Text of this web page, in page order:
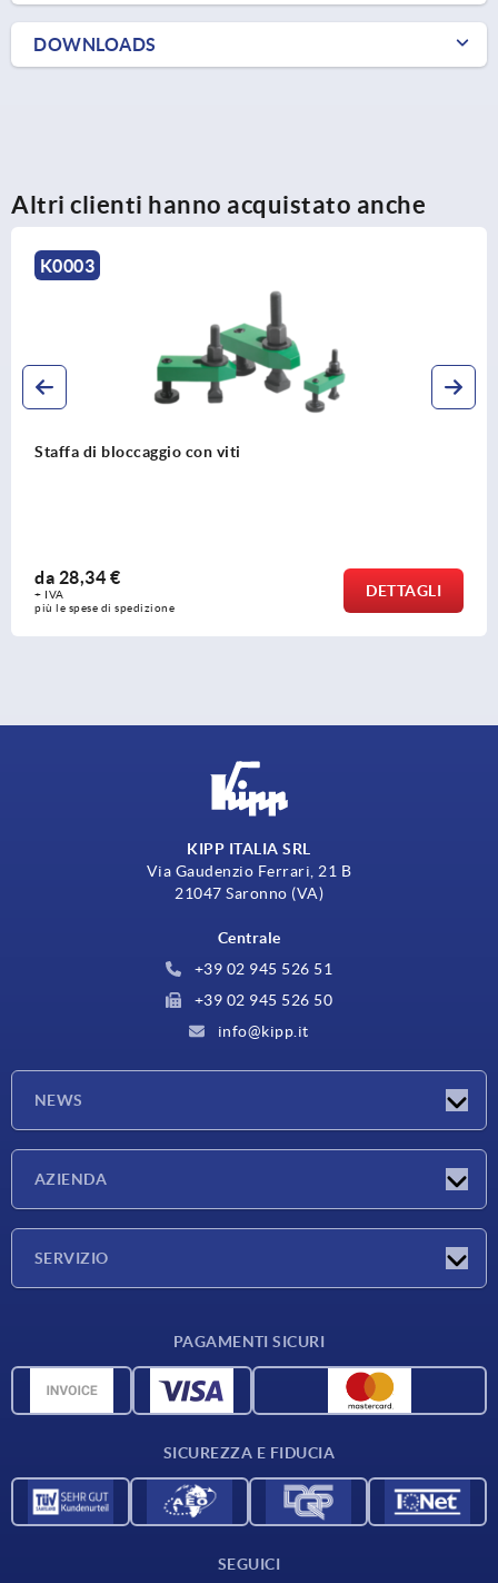
DOWNLOADS
Altri clienti hanno acquistato anche
Staffa di bloccaggio a gomito con unità di
più le spese di spedizione
KIPP ITALIA SRL
Via Gaudenzio Ferrari, 21 B
21047 Saronno (VA)
Centrale
+39 02 945 526 51
+39 02 945 526 50
info@kipp.it
NEWS
AZIENDA
SERVIZIO
Dati CAD
PAGAMENTI SICURI
SICUREZZA E FIDUCIA
SEGUICI